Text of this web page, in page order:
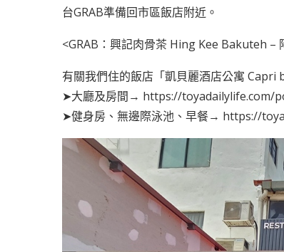
台GRAB準備回市區飯店附近。
<GRAB：興記肉骨茶 Hing Kee Bakuteh
有關我們住的飯店「凱貝麗酒店公寓
➤大廳及房間→ https://toyadailylife.com/
➤健身房、無邊際泳池、早餐→ https://